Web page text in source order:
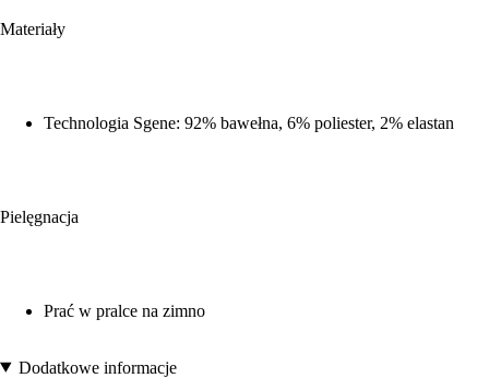
Materiały
Technologia Sgene: 92% bawełna, 6% poliester, 2% elastan
Pielęgnacja
Prać w pralce na zimno
Dodatkowe informacje